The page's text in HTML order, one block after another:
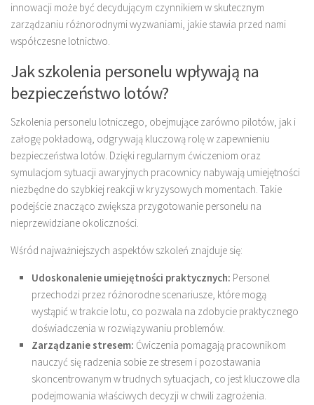
innowacji może być decydującym czynnikiem w skutecznym
zarządzaniu różnorodnymi wyzwaniami, jakie stawia przed nami
współczesne lotnictwo.
Jak szkolenia personelu wpływają na
bezpieczeństwo lotów?
Szkolenia personelu lotniczego, obejmujące zarówno pilotów, jak i
załogę pokładową, odgrywają kluczową rolę w zapewnieniu
bezpieczeństwa lotów. Dzięki regularnym ćwiczeniom oraz
symulacjom sytuacji awaryjnych pracownicy nabywają umiejętności
niezbędne do szybkiej reakcji w kryzysowych momentach. Takie
podejście znacząco zwiększa przygotowanie personelu na
nieprzewidziane okoliczności.
Wśród najważniejszych aspektów szkoleń znajduje się:
Udoskonalenie umiejętności praktycznych: Personel
przechodzi przez różnorodne scenariusze, które mogą
wystąpić w trakcie lotu, co pozwala na zdobycie praktycznego
doświadczenia w rozwiązywaniu problemów.
Zarządzanie stresem: Ćwiczenia pomagają pracownikom
nauczyć się radzenia sobie ze stresem i pozostawania
skoncentrowanym w trudnych sytuacjach, co jest kluczowe dla
podejmowania właściwych decyzji w chwili zagrożenia.